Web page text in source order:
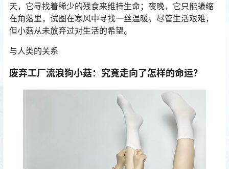
天，它寻找着稀少的残食来维持生命；夜晚，它只能蜷缩
在角落里，试图在寒风中寻找一丝温暖。尽管生活艰难，
但小菇从未放弃过对生活的希望。
与人类的关系
废弃工厂流浪狗小菇：究竟走向了怎样的命运？